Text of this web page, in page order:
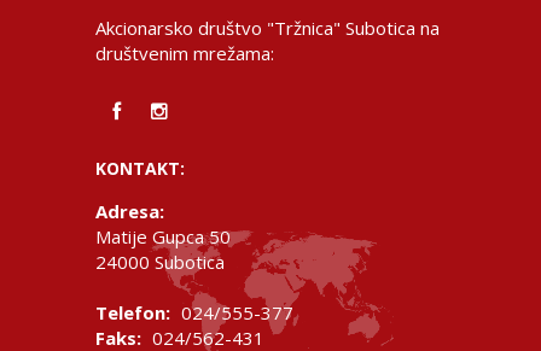
Akcionarsko društvo "Tržnica" Subotica na
društvenim mrežama:
KONTAKT:
Adresa:
Matije Gupca 50
24000 Subotica
Telefon: 024/555-377
Faks: 024/562-431